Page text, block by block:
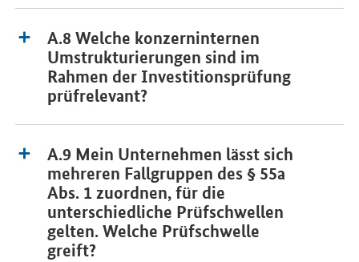
A.8 Welche konzerninternen
Umstrukturierungen sind im
Rahmen der Investitionsprüfung
prüfrelevant?
A.9 Mein Unternehmen lässt sich
mehreren Fallgruppen des § 55a
Abs. 1 zuordnen, für die
unterschiedliche Prüfschwellen
gelten. Welche Prüfschwelle
greift?